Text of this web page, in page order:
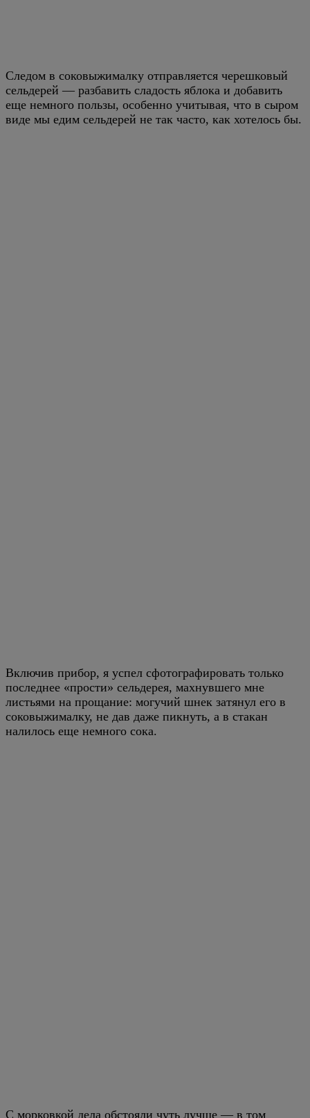
Следом в соковыжималку отправляется черешковый
сельдерей — разбавить сладость яблока и добавить
еще немного пользы, особенно учитывая, что в сыром
виде мы едим сельдерей не так часто, как хотелось бы.
Включив прибор, я успел сфотографировать только
последнее «прости» сельдерея, махнувшего мне
листьями на прощание: могучий шнек затянул его в
соковыжималку, не дав даже пикнуть, а в стакан
налилось еще немного сока.
С морковкой дела обстояли чуть лучше — в том